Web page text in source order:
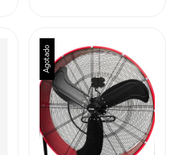
Agotado